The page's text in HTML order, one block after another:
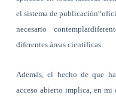
el sistema de
necesario
diferentes áreas científicas.
Además, el hecho de que
acceso abierto implica, en